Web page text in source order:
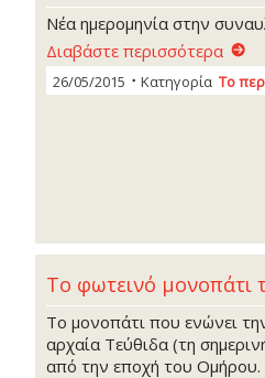
Νέα ημερομηνία στην
Διαβάστε περισσότερα
26/05/2015 Κατηγορία Το
Το φωτεινό μονοπάτι
Το μονοπάτι που ενώνει
αρχαία Τεύθιδα (τη
από την εποχή του Ομήρου.